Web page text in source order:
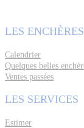
LES ENCHÈRES
Calendrier
Quelques belles
Ventes passées
LES SERVICES
Estimer